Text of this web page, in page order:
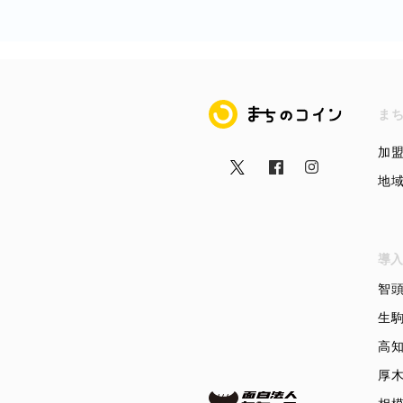
まちのコイン ま
加
地
導
智
生
高
厚